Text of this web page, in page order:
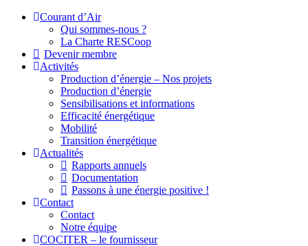
Courant d’Air
Qui sommes-nous ?
La Charte RESCoop
Devenir membre
Activités
Production d’énergie – Nos projets
Production d’énergie
Sensibilisations et informations
Efficacité énergétique
Mobilité
Transition énergétique
Actualités
Rapports annuels
Documentation
Passons à une énergie positive !
Contact
Contact
Notre équipe
COCITER – le fournisseur